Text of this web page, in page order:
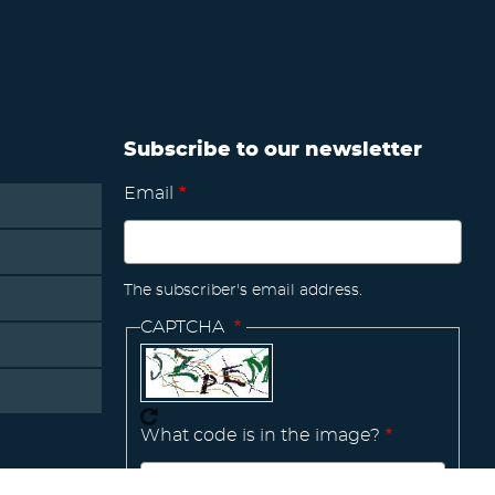
Subscribe to our newsletter
Email
The subscriber's email address.
CAPTCHA
What code is in the image?